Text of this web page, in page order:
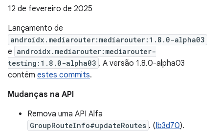
12 de fevereiro de 2025
Lançamento de
androidx.mediarouter:mediarouter:1.8.0-alpha03
e androidx.mediarouter:mediarouter-
testing:1.8.0-alpha03 . A versão 1.8.0-alpha03
contém estes commits.
Mudanças na API
Remova uma API Alfa
GroupRouteInfo#updateRoutes . (Ib3d70).